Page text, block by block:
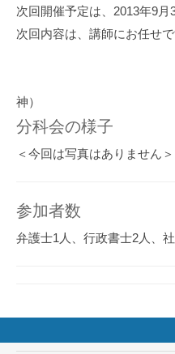
次回開催予定は、2013年9月
次回内容は、講師にお任せで
神）
分科会の様子
＜今回は写真はありません＞
参加者数
弁護士1人、行政書士2人、